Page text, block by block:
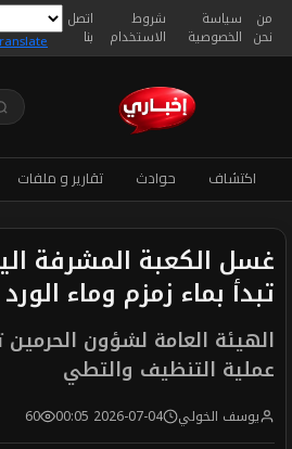
من
نحن
سياسة
الخصوصية
شروط
الاستخدام
اتصل
بنا
اكتشاف حوادث تقارير و ملفات
غسل الكعبة المشرفة
تبدأ بماء زمزم وماء الورد
الهيئة العامة لشؤون
عملية التنظيف والتطي
يوسف الخولي 2026-07-04 00:05
60